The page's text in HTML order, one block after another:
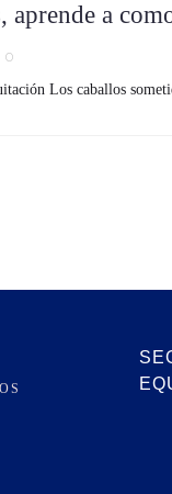
aprende a
0
Los caballos